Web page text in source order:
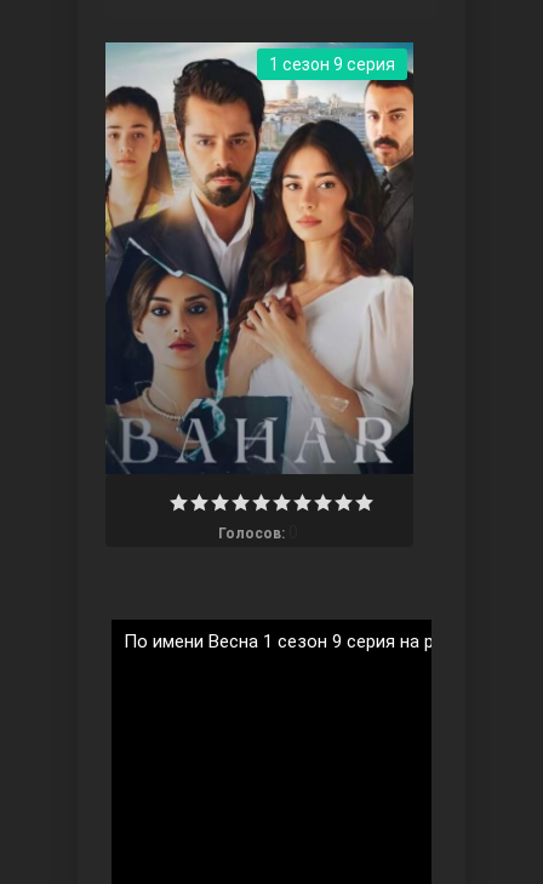
Ветреный холм
Ты назови
Голосов:
1 сезон 9 серия
По имени Весна 1 сезон 9 серия на русском